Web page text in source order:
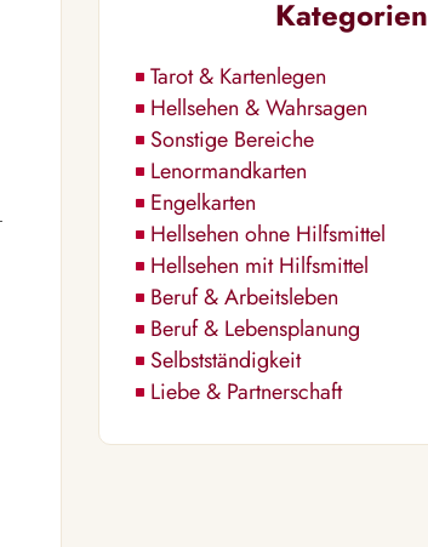
Kategorien
Tarot & Kartenlegen
Hellsehen & Wahrsagen
Sonstige Bereiche
Lenormandkarten
Engelkarten
Hellsehen ohne Hilfsmittel
Hellsehen mit Hilfsmittel
Beruf & Arbeitsleben
Beruf & Lebensplanung
Selbstständigkeit
Liebe & Partnerschaft